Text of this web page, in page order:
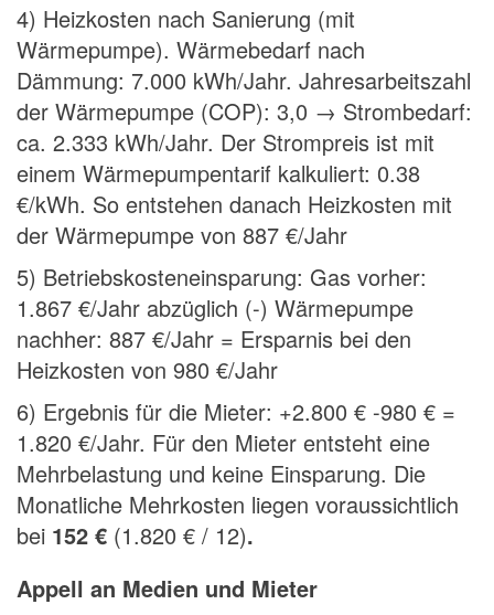
4) Heizkosten nach Sanierung (mit
Wärmepumpe). Wärmebedarf nach
Dämmung: 7.000 kWh/Jahr. Jahresarbeitszahl
der Wärmepumpe (COP): 3,0 → Strombedarf:
ca. 2.333 kWh/Jahr. Der Strompreis ist mit
einem Wärmepumpentarif kalkuliert: 0.38
€/kWh. So entstehen danach Heizkosten mit
der Wärmepumpe von 887 €/Jahr
5) Betriebskosteneinsparung: Gas vorher:
1.867 €/Jahr abzüglich (-) Wärmepumpe
nachher: 887 €/Jahr = Ersparnis bei den
Heizkosten von 980 €/Jahr
6) Ergebnis für die Mieter: +2.800 € -980 € =
1.820 €/Jahr. Für den Mieter entsteht eine
Mehrbelastung und keine Einsparung. Die
Monatliche Mehrkosten liegen voraussichtlich
bei 152 € (1.820 € / 12).
Appell an Medien und Mieter